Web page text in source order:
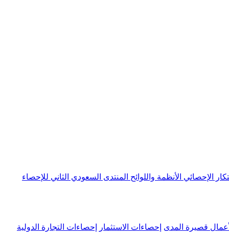
الإحصائي الأنظمة واللوائح المنتدى السعودي الثاني للإحصاء
قصيرة المدى إحصاءات الاستثمار إحصاءات التجارة الدولية